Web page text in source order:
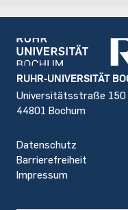
Footer
RUHR-UNIVERSITÄT
Universitätsstraße 150
44801 Bochum
Datenschutz
Barrierefreiheit
Impressum